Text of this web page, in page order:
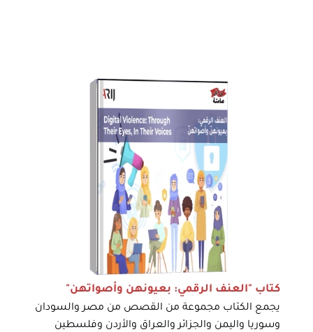
كتاب "العنف الرقمي: بعيونهن وأصواتهن"
يجمع الكتاب مجموعة من القصص من مصر والسودان
وسوريا واليمن والجزائر والعراق والأردن وفلسطين